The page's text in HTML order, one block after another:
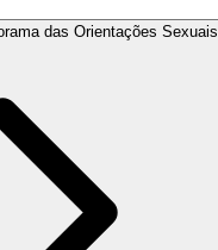
das Orientações Sexuais